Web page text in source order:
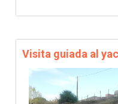
Visita guiada al